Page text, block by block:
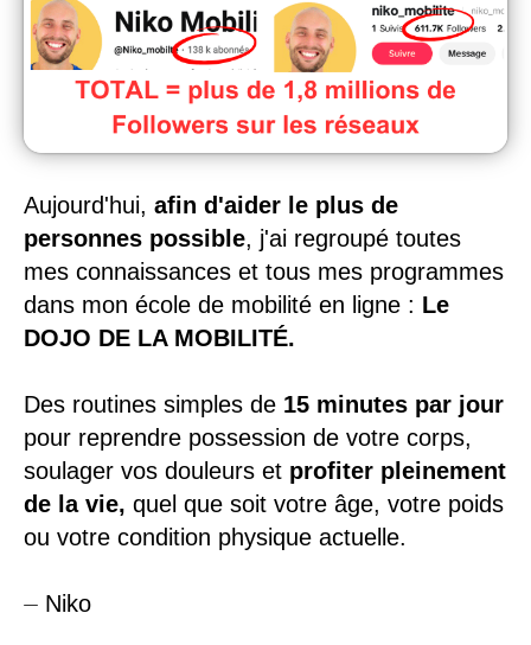
Aujourd'hui, afin d'aider le plus de
personnes possible, j'ai regroupé toutes
mes connaissances et tous mes programmes
dans mon école de mobilité en ligne : Le
DOJO DE LA MOBILITÉ.
Des routines simples de 15 minutes par jour
pour reprendre possession de votre corps,
soulager vos douleurs et profiter pleinement
de la vie, quel que soit votre âge, votre poids
ou votre condition physique actuelle.
⏤ Niko